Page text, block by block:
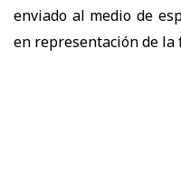
enviado al medio de
en representación de la